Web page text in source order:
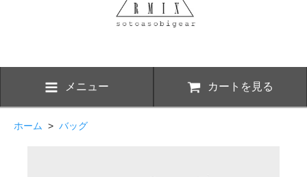
メニュー カートを見る
ホーム > バッグ